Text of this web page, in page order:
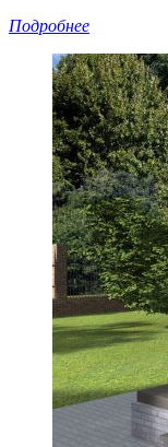
Подробнее